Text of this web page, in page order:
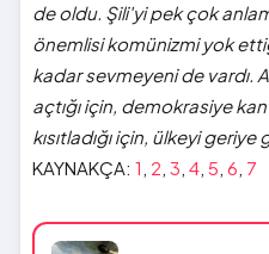
de oldu. Şili'yi pek çok
önemlisi komünizmi yok
kadar sevmeyeni de vardı.
açtığı için, demokrasiye
kısıtladığı için, ülkeyi
KAYNAKÇA: 1 2 3 4 5 6 7